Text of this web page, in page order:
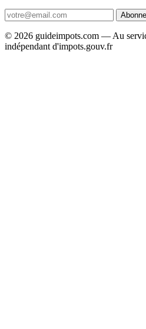
© 2026 guideimpots.com — Au
indépendant d'impots.gouv.fr